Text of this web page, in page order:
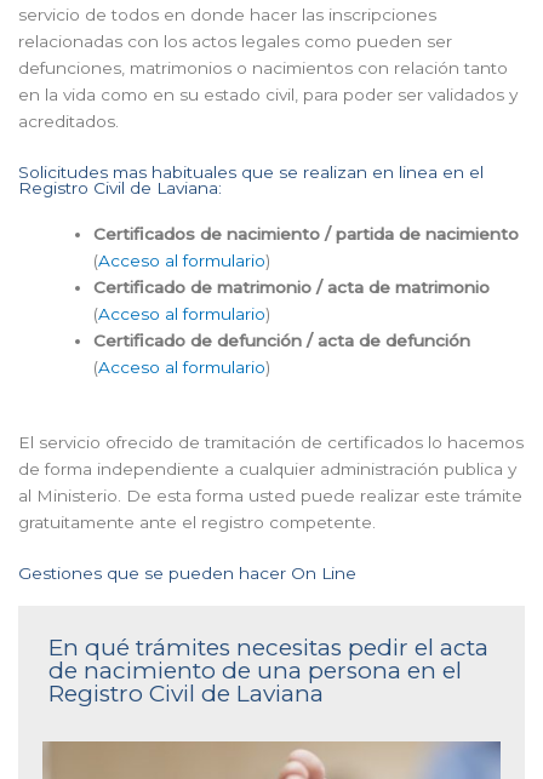
servicio de todos en donde hacer las inscripciones
relacionadas con los actos legales como pueden ser
defunciones, matrimonios o nacimientos con relación tanto
en la vida como en su estado civil, para poder ser validados y
acreditados.
Solicitudes mas habituales que se realizan en linea en el
Registro Civil de Laviana:
Certificados de nacimiento / partida de nacimiento
(Acceso al formulario)
Certificado de matrimonio / acta de matrimonio
(Acceso al formulario)
Certificado de defunción / acta de defunción
(Acceso al formulario)
El servicio ofrecido de tramitación de certificados lo hacemos
de forma independiente a cualquier administración publica y
al Ministerio. De esta forma usted puede realizar este trámite
gratuitamente ante el registro competente.
Gestiones que se pueden hacer On Line
En qué trámites necesitas pedir el acta
de nacimiento de una persona en el
Registro Civil de Laviana